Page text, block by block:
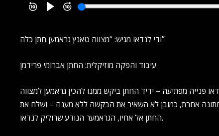
ודי לנדאו מגיש: “מצווה טאנץ גראמען חתן כלה”
עיבוד והפקה מוזיקלית: החתן אברומי פרידמן
פנייה מפתיעה – ידיד החתן ביקש ממנו להכין גראמען למצווה
אחרת, כמובן לא השאיר את הבקשה ללא מענה – ושלח את
החתן אל אחיו, הגראמער הנודע שרוליק לנדאו.